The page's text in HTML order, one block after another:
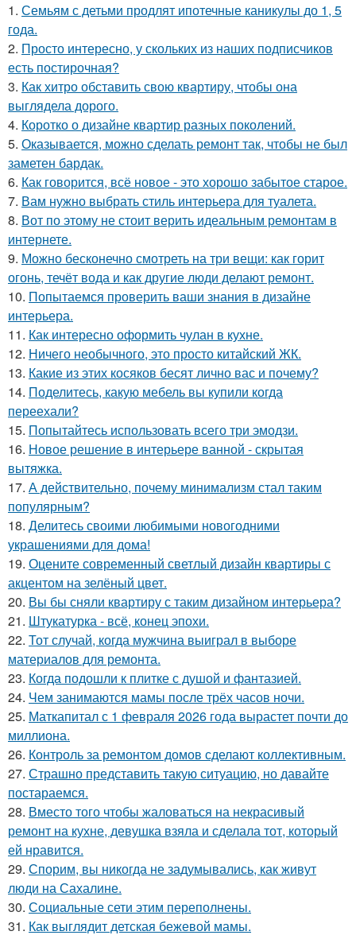
1. Семьям с детьми продлят ипотечные каникулы до 1, 5
года.
2. Просто интересно, у скольких из наших подписчиков
есть постирочная?
3. Как хитро обставить свою квартиру, чтобы она
выглядела дорого.
4. Коротко о дизайне квартир разных поколений.
5. Оказывается, можно сделать ремонт так, чтобы не был
заметен бардак.
6. Как говорится, всё новое - это хорошо забытое старое.
7. Вам нужно выбрать стиль интерьера для туалета.
8. Вот по этому не стоит верить идеальным ремонтам в
интернете.
9. Можно бесконечно смотреть на три вещи: как горит
огонь, течёт вода и как другие люди делают ремонт.
10. Попытаемся проверить ваши знания в дизайне
интерьера.
11. Как интересно оформить чулан в кухне.
12. Ничего необычного, это просто китайский ЖК.
13. Какие из этих косяков бесят лично вас и почему?
14. Поделитесь, какую мебель вы купили когда
переехали?
15. Попытайтесь использовать всего три эмодзи.
16. Новое решение в интерьере ванной - скрытая
вытяжка.
17. А действительно, почему минимализм стал таким
популярным?
18. Делитесь своими любимыми новогодними
украшениями для дома!
19. Оцените современный светлый дизайн квартиры с
акцентом на зелёный цвет.
20. Вы бы сняли квартиру с таким дизайном интерьера?
21. Штукатурка - всё, конец эпохи.
22. Тот случай, когда мужчина выиграл в выборе
материалов для ремонта.
23. Когда подошли к плитке с душой и фантазией.
24. Чем занимаются мамы после трёх часов ночи.
25. Маткапитал с 1 февраля 2026 года вырастет почти до
миллиона.
26. Контроль за ремонтом домов сделают коллективным.
27. Страшно представить такую ситуацию, но давайте
постараемся.
28. Вместо того чтобы жаловаться на некрасивый
ремонт на кухне, девушка взяла и сделала тот, который
ей нравится.
29. Спорим, вы никогда не задумывались, как живут
люди на Сахалине.
30. Социальные сети этим переполнены.
31. Как выглядит детская бежевой мамы.